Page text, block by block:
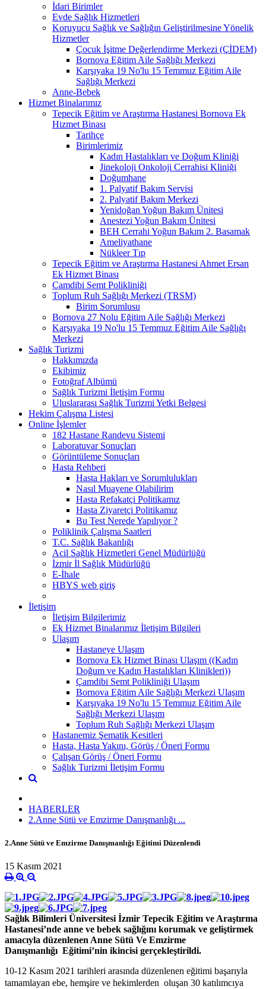
İdari Birimler
Evde Sağlık Hizmetleri
Koruyucu Sağlık ve Sağlığın Geliştirilmesine Yönelik
Hizmetler
Çocuk İşitme Değerlendirme Merkezi (ÇİDEM)
Bornova Eğitim Aile Sağlığı Merkezi
Karşıyaka 19 No'lu 15 Temmuz Eğitim Aile
Sağlığı Merkezi
Anne-Bebek
Hizmet Binalarımız
Tepecik Eğitim ve Araştırma Hastanesi Bornova Ek
Hizmet Binası
Tarihçe
Birimlerimiz
Kadın Hastalıkları ve Doğum Kliniği
Jinekoloji Onkoloji Cerrahisi Kliniği
Doğumhane
1. Palyatif Bakım Servisi
2. Palyatif Bakım Merkezi
Yenidoğan Yoğun Bakım Ünitesi
Anestezi Yoğun Bakım Ünitesi
BEH Cerrahi Yoğun Bakım 2. Basamak
Ameliyathane
Nükleer Tıp
Tepecik Eğitim ve Araştırma Hastanesi Ahmet Ersan
Ek Hizmet Binası
Çamdibi Semt Polikliniği
Toplum Ruh Sağlığı Merkezi (TRSM)
Birim Sorumlusu
Bornova 27 Nolu Eğitim Aile Sağlığı Merkezi
Karşıyaka 19 No'lu 15 Temmuz Eğitim Aile Sağlığı
Merkezi
Sağlık Turizmi
Hakkımızda
Ekibimiz
Fotoğraf Albümü
Sağlık Turizmi İletişim Formu
Uluslararası Sağlık Turizmi Yetki Belgesi
Hekim Çalışma Listesi
Online İşlemler
182 Hastane Randevu Sistemi
Laboratuvar Sonuçları
Görüntüleme Sonuçları
Hasta Rehberi
Hasta Hakları ve Sorumlulukları
Nasıl Muayene Olabilirim
Hasta Refakatçi Politikamız
Hasta Ziyaretçi Politikamız
Bu Test Nerede Yapılıyor ?
Poliklinik Çalışma Saatleri
T.C. Sağlık Bakanlığı
Acil Sağlık Hizmetleri Genel Müdürlüğü
İzmir İl Sağlık Müdürlüğü
E-İhale
HBYS web giriş
İletişim
İletişim Bilgilerimiz
Ek Hizmet Binalarımız İletişim Bilgileri
Ulaşım
Hastaneye Ulaşım
Bornova Ek Hizmet Binası Ulaşım ((Kadın
Doğum ve Kadın Hastalıkları Klinikleri))
Çamdibi Semt Polikliniği Ulaşım
Bornova Eğitim Aile Sağlığı Merkezi Ulaşım
Karşıyaka 19 No'lu 15 Temmuz Eğitim Aile
Sağlığı Merkezi Ulaşım
Toplum Ruh Sağlığı Merkezi Ulaşım
Hastanemiz Şematik Kesitleri
Hasta, Hasta Yakını, Görüş / Öneri Formu
Çalışan Görüş / Öneri Formu
Sağlık Turizmi İletişim Formu
HABERLER
2.Anne Sütü ve Emzirme Danışmanlığı ...
2.Anne Sütü ve Emzirme Danışmanlığı Eğitimi Düzenlendi
15 Kasım 2021
Sağlık Bilimleri Üniversitesi İzmir Tepecik Eğitim ve Araştırma
Hastanesi’nde anne ve bebek sağlığını korumak ve geliştirmek
amacıyla düzenlenen Anne Sütü Ve Emzirme
Danışmanlığı Eğitimi’nin ikincisi gerçekleştirildi.
10-12 Kasım 2021 tarihleri arasında düzenlenen eğitimi başarıyla
tamamlayan ebe, hemşire ve hekimlerden oluşan 30 katılımcıya